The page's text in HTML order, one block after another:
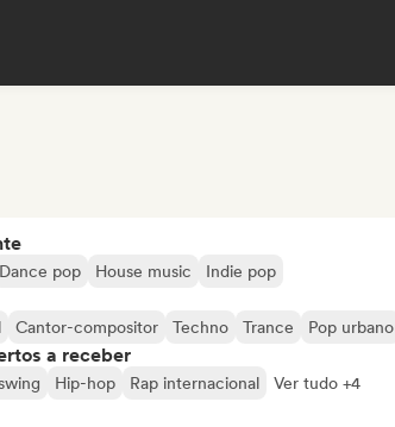
Dance pop House music Indie pop
Cantor-compositor Techno Trance Pop urbano
a receber
Hip-hop Rap internacional Ver tudo +4